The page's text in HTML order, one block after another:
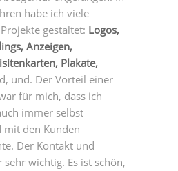
habe ich viele
gestaltet: Logos,
Anzeigen,
Plakate,
und. Der Vorteil einer
für mich, dass ich
immer selbst
mit den Kunden
Der Kontakt und
wichtig. Es ist schön,